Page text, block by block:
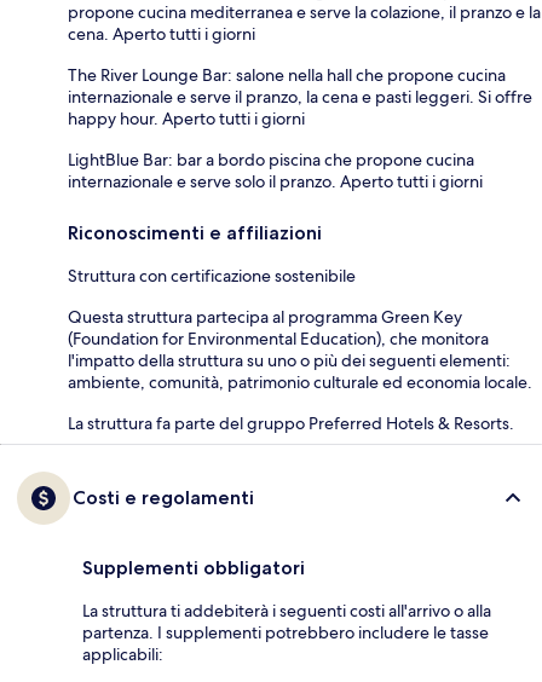
propone cucina mediterranea e serve la colazione, il pranzo e la
cena. Aperto tutti i giorni
The River Lounge Bar: salone nella hall che propone cucina
internazionale e serve il pranzo, la cena e pasti leggeri. Si offre
happy hour. Aperto tutti i giorni
LightBlue Bar: bar a bordo piscina che propone cucina
internazionale e serve solo il pranzo. Aperto tutti i giorni
Riconoscimenti e affiliazioni
Struttura con certificazione sostenibile
Questa struttura partecipa al programma Green Key
(Foundation for Environmental Education), che monitora
l'impatto della struttura su uno o più dei seguenti elementi:
ambiente, comunità, patrimonio culturale ed economia locale.
La struttura fa parte del gruppo Preferred Hotels & Resorts.
Costi e regolamenti
Supplementi obbligatori
La struttura ti addebiterà i seguenti costi all'arrivo o alla
partenza. I supplementi potrebbero includere le tasse
applicabili: